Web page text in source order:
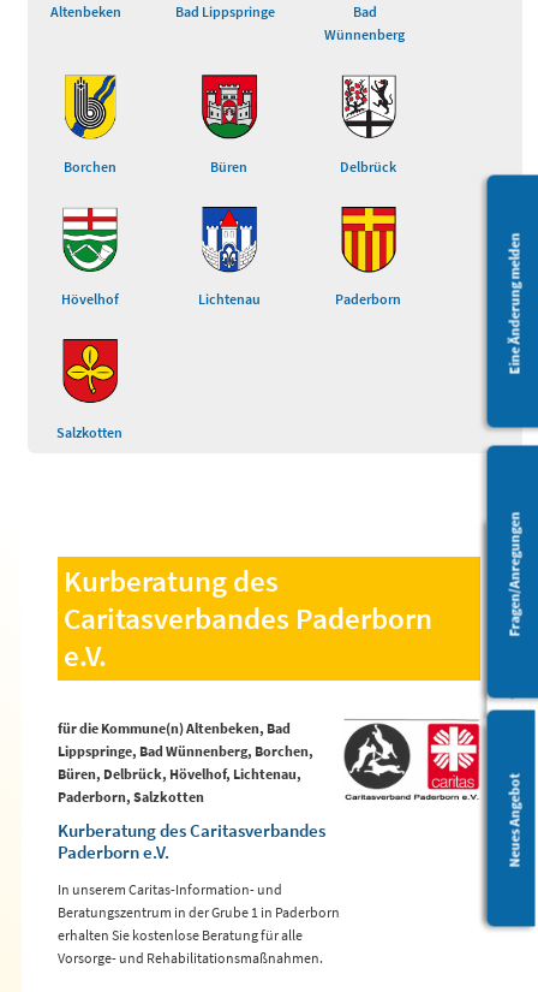
Leichte Sprache
Barrierefreiheit
Eine Änderung melden
Neues Angebot
Fragen/Anregungen
Altenbeken Bad Lippspringe
Bad
Wünnenberg
Borchen Büren Delbrück
Hövelhof Lichtenau Paderborn
Salzkotten
Kurberatung des
Caritasverbandes Paderborn
e.V.
für die Kommune(n) Altenbeken, Bad
Lippspringe, Bad Wünnenberg, Borchen,
Büren, Delbrück, Hövelhof, Lichtenau,
Paderborn, Salzkotten
Kurberatung des Caritasverbandes
Paderborn e.V.
In unserem Caritas-Information- und
Beratungszentrum in der Grube 1 in Paderborn
erhalten Sie kostenlose Beratung für alle
Vorsorge- und Rehabilitationsmaßnahmen.